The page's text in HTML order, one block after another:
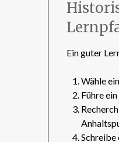
Ein guter
Wähle
Führe
Schreibe